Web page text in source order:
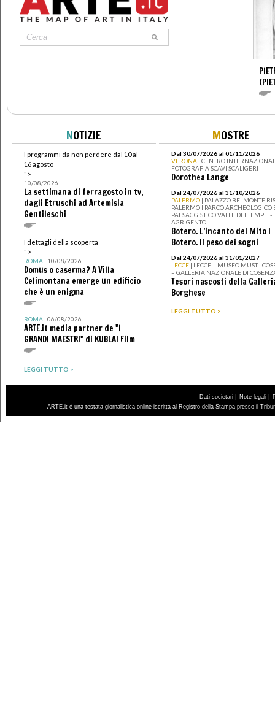
NOTIZIE
I programmi da non perdere dal 10 al
16 agosto
">
10/08/2026
La settimana di ferragosto in tv,
dagli Etruschi ad Artemisia
Gentileschi
I dettagli della scoperta
">
ROMA| 10/08/2026
Domus o caserma? A Villa
Celimontana emerge un edificio
che è un enigma
ROMA| 06/08/2026
ARTE.it media partner de "I
GRANDI MAESTRI" di KUBLAI Film
LEGGI TUTTO >
MOSTRE
Dal 30/07/2026 al 01/11/2026
VERONA | CENTRO
FOTOGRAFIA SCAVI SCALIGERI
Dorothea Lange
Dal 24/07/2026 al 31/10/2026
PALERMO | PALAZZO BELMONTE
PALERMO I PARCO ARCHEOLOGICO
PAESAGGISTICO VALLE DEI TEMPLI -
AGRIGENTO
Botero. L’incanto del Mito I
Botero. Il peso dei sogni
Dal 24/07/2026 al 31/01/2027
LECCE | LECCE – MUSEO MUST I
– GALLERIA NAZIONALE DI
Tesori nascosti della
Borghese
LEGGI TUTTO >
Dati societari | Note legali |
ARTE.it è una testata giornalistica online iscritta al Registro della Stampa presso il